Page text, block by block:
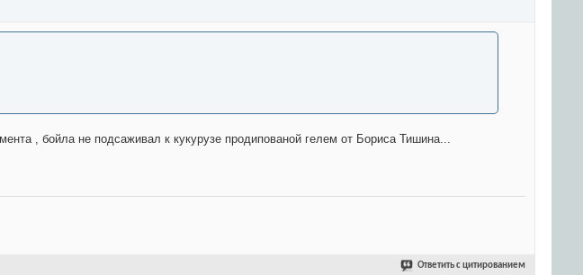
, бойла не подсаживал к кукурузе продипованой гелем от Бориса Тишина...
Ответить с цитированием